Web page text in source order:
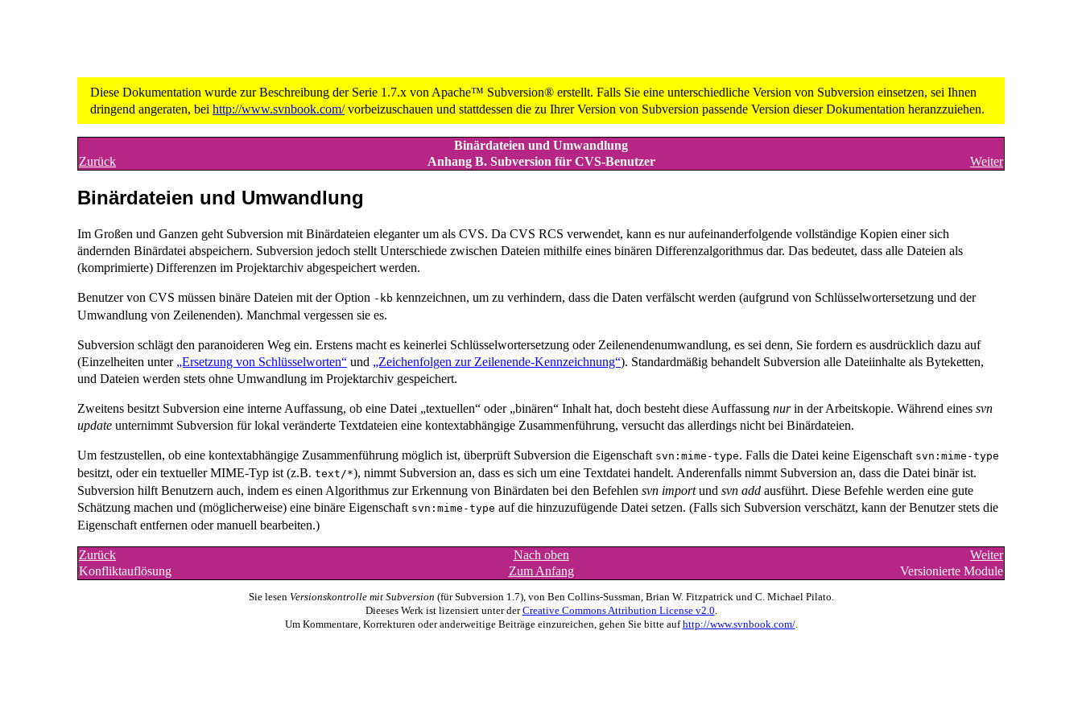
Diese Dokumentation wurde zur Beschreibung der Serie 1.7.x von Apache™ Subversion® erstellt. Falls Sie eine unterschiedliche Version von Subversion einsetzen, sei Ihnen
dringend angeraten, bei http://www.svnbook.com/vorbeizuschauen und stattdessen die zu Ihrer Version von Subversion passende Version dieser Dokumentation heranzzuiehen.
Binärdateien und Umwandlung
Zurück
Anhang B. Subversion für CVS-Benutzer Weiter
Binärdateien und Umwandlung
Im Großen und Ganzen geht Subversion mit Binärdateien eleganter um als CVS. Da CVS RCS verwendet, kann es nur aufeinanderfolgende vollständige Kopien einer sich
ändernden Binärdatei abspeichern. Subversion jedoch stellt Unterschiede zwischen Dateien mithilfe eines binären Differenzalgorithmus dar. Das bedeutet, dass alle Dateien als
(komprimierte) Differenzen im Projektarchiv abgespeichert werden.
Benutzer von CVS müssen binäre Dateien mit der Option -kb kennzeichnen, um zu verhindern, dass die Daten verfälscht werden (aufgrund von Schlüsselwortersetzung und der
Umwandlung von Zeilenenden). Manchmal vergessen sie es.
Subversion schlägt den paranoideren Weg ein. Erstens macht es keinerlei Schlüsselwortersetzung oder Zeilenendenumwandlung, es sei denn, Sie fordern es ausdrücklich dazu auf
(Einzelheiten unter „Ersetzung von Schlüsselworten“ und „Zeichenfolgen zur Zeilenende-Kennzeichnung“). Standardmäßig behandelt Subversion alle Dateiinhalte als Byteketten,
und Dateien werden stets ohne Umwandlung im Projektarchiv gespeichert.
Zweitens besitzt Subversion eine interne Auffassung, ob eine Datei „textuellen“ oder „binären“ Inhalt hat, doch besteht diese Auffassung nurin der Arbeitskopie. Während eines svn
update unternimmt Subversion für lokal veränderte Textdateien eine kontextabhängige Zusammenführung, versucht das allerdings nicht bei Binärdateien.
Um festzustellen, ob eine kontextabhängige Zusammenführung möglich ist, überprüft Subversion die Eigenschaft svn:mime-type. Falls die Datei keine Eigenschaft svn:mime-type
besitzt, oder ein textueller MIME-Typ ist (z.B. text/*), nimmt Subversion an, dass es sich um eine Textdatei handelt. Anderenfalls nimmt Subversion an, dass die Datei binär ist.
Subversion hilft Benutzern auch, indem es einen Algorithmus zur Erkennung von Binärdaten bei den Befehlen svn importund svn add ausführt. Diese Befehle werden eine gute
Schätzung machen und (möglicherweise) eine binäre Eigenschaft svn:mime-type auf die hinzuzufügende Datei setzen. (Falls sich Subversion verschätzt, kann der Benutzer stets die
Eigenschaft entfernen oder manuell bearbeiten.)
Zurück Nach oben
Weiter
Konfliktauflösung
Zum Anfang Versionierte Module
Sie lesen Versionskontrolle mit Subversion (für Subversion 1.7), von Ben Collins-Sussman, Brian W. Fitzpatrick und C. Michael Pilato.
Dieeses Werk ist lizensiert unter derCreative Commons Attribution License v2.0
Um Kommentare, Korrekturen oder anderweitige Beiträge einzureichen, gehen Sie bitte aufhttp://www.svnbook.com/.